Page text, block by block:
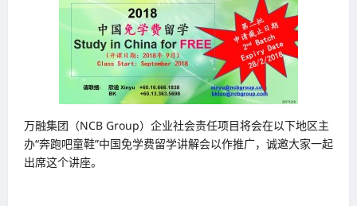
万融集团（NCB Group）企业社会责任项目将会在以下地区主
办“奔跑吧童鞋”中国免学费留学讲解会以作推广，诚邀大家一起
出席这个讲座。